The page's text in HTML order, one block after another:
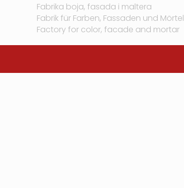
Fabrika boja, fasada i maltera
Fabrik für Farben, Fassaden und Mörtel
Factory for color, facade and mortar